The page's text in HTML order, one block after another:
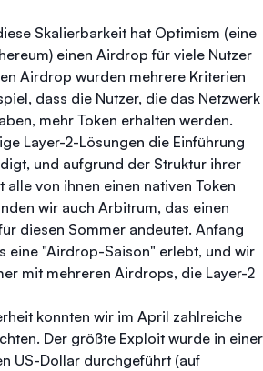
Skalierbarkeit hat Optimism (eine
einen Airdrop für viele Nutzer
Airdrop wurden mehrere Kriterien
dass die Nutzer, die das Netzwerk
mehr Token erhalten werden.
Layer-2-Lösungen die Einführung
und aufgrund der Struktur ihrer
alle von ihnen einen nativen Token
wir auch Arbitrum, das einen
diesen Sommer andeutet. Anfang
eine "Airdrop-Saison" erlebt, und wir
mit mehreren Airdrops, die Layer-2
konnten wir im April zahlreiche
Der größte Exploit wurde in einer
US-Dollar durchgeführt (auf